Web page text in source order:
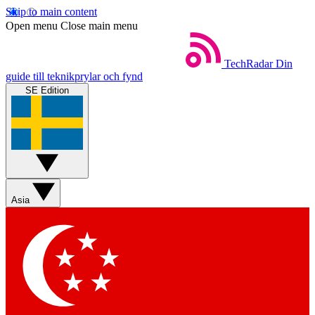
Skip to main content
Open menu Close main menu
TechRadar Din
guide till teknikprylar och fynd
SE Edition
Asia